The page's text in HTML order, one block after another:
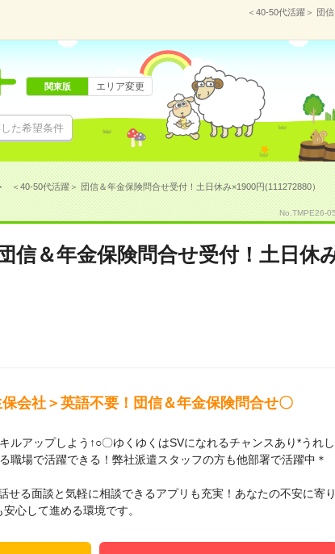
＜40-50代活躍＞ 団
た希望条件
関東版 エリア変更
＜40-50代活躍＞ 団信＆年金保険問合せ受付！土日休み×1900円(111272880）
No.TMPE26-
信＆年金保険問合せ受付！土日休
会社＞英語不要！団信＆年金保険問合せ〇
ルアップしよう↑○〇ゆくゆくはSVになれるチャンスあり*うれし
職場で活躍できる！弊社派遣スタッフの方も他部署で活躍中＊
せる面談と気軽に相談できるアプリも充実！あなたの不安に寄り
心して進める環境です。